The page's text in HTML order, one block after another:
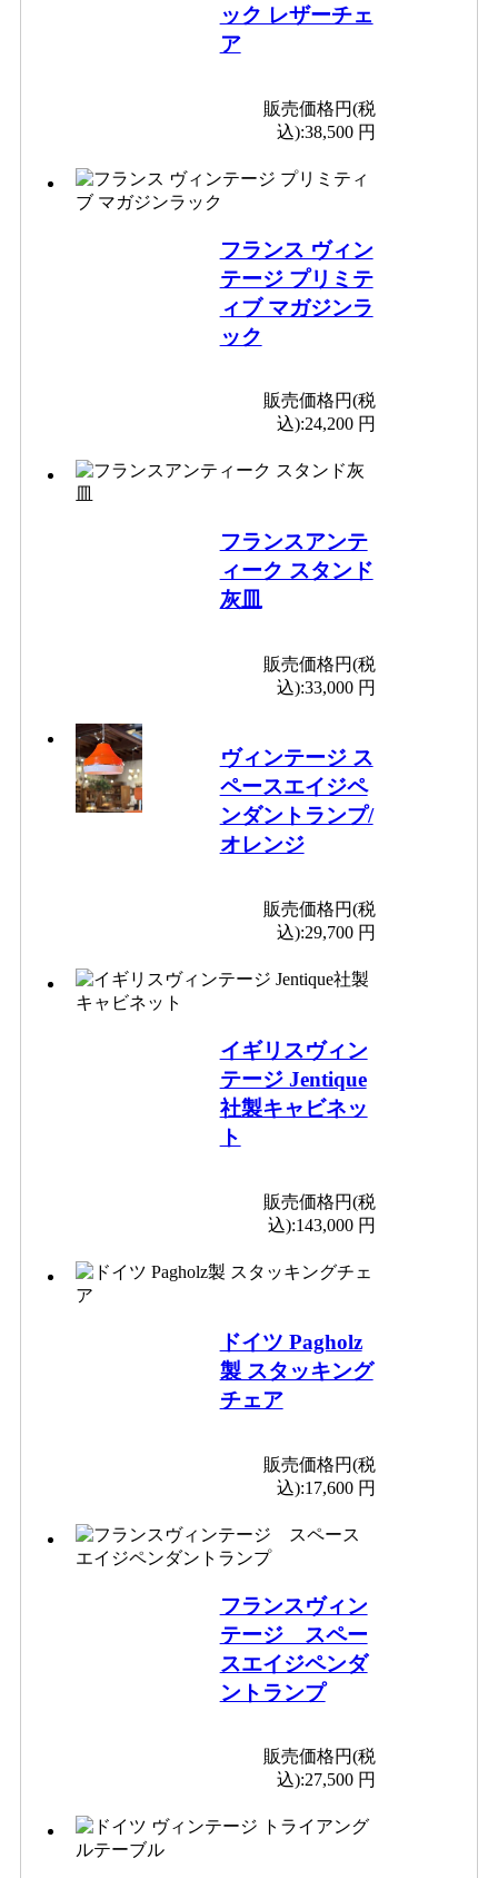
ック レザーチェ
ア
販売価格円(税
込):38,500 円
フランス ヴィン
テージ プリミテ
ィブ マガジンラ
ック
販売価格円(税
込):24,200 円
フランスアンテ
ィーク スタンド
灰皿
販売価格円(税
込):33,000 円
ヴィンテージ ス
ペースエイジペ
ンダントランプ/
オレンジ
販売価格円(税
込):29,700 円
イギリスヴィン
テージ Jentique
社製キャビネッ
ト
販売価格円(税
込):143,000 円
ドイツ Pagholz
製 スタッキング
チェア
販売価格円(税
込):17,600 円
フランスヴィン
テージ スペー
スエイジペンダ
ントランプ
販売価格円(税
込):27,500 円